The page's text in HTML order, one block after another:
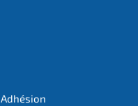
Adhésion